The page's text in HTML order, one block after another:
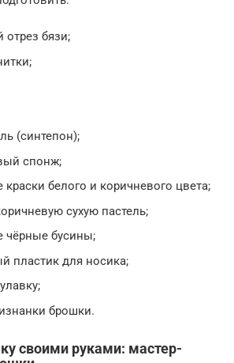
отрез бязи;
(синтепон);
спонж;
белого и коричневого цвета;
сухую пастель;
чёрные бусины;
пластик для носика;
брошки.
своими руками: мастер-